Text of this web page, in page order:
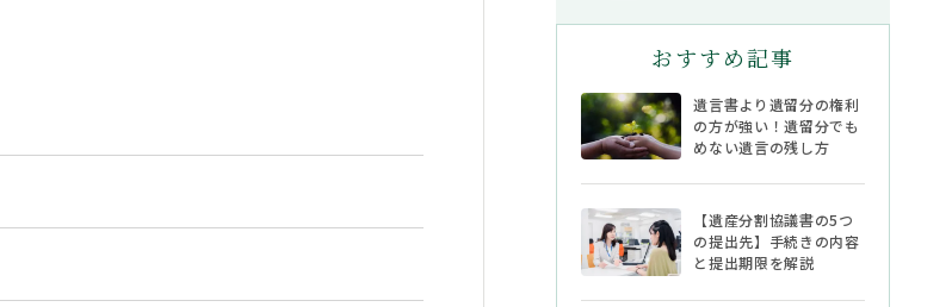
ある人・ない人とは？配偶者・子・兄弟姉妹の相続順位と除外される場合
おすすめ記事
遺言書より遺留分の権利
の方が強い！遺留分でも
めない遺言の残し方
【遺産分割協議書の5つ
の提出先】手続きの内容
と提出期限を解説